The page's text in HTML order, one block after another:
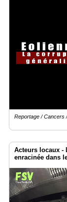
Reportage / Cancers
Acteurs locaux -
enracinée dans